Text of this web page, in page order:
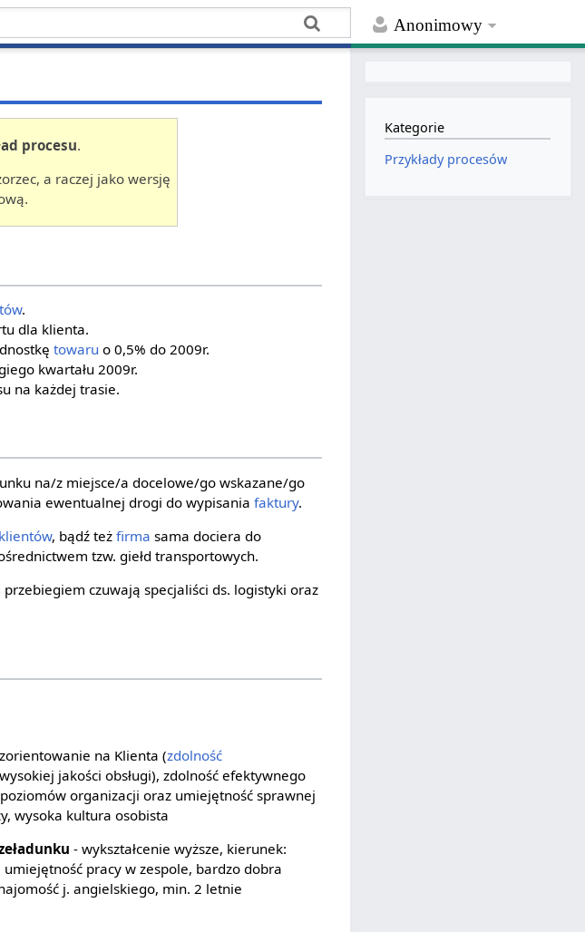
Anonimowy
procesu.
a raczej jako wersję
.
dla klienta.
towaru o 0,5% do 2009r.
kwartału 2009r.
na każdej trasie.
na/z miejsce/a docelowe/go wskazane/go
ewentualnej drogi do wypisaniafaktury.
klientów, bądź teżfirma sama dociera do
tzw. giełd transportowych.
czuwają specjaliści ds. logistyki oraz
na Klienta (zdolność
jakości obsługi), zdolność efektywnego
organizacji oraz umiejętność sprawnej
wysoka kultura osobista
- wykształcenie wyższe, kierunek:
umiejętność pracy w zespole, bardzo dobra
j. angielskiego, min. 2 letnie
Kategorie
Przykłady procesów